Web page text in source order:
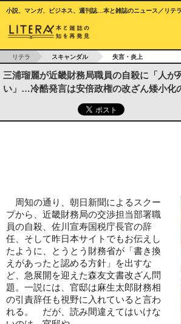
小説、マンガ、ビジネス、週刊誌…本と雑誌のニュース／リテラ
リテラ スキャンダル 失言・炎上
三浦瑠麗が近畿財務局職員の自殺に「人が
い」…冷酷発言は安倍政権の改ざん矮小化
周知の通り、朝日新聞によるスクー
プから、近畿財務局の交渉担当部署職
員の自殺、佐川宣寿国税庁長官の辞
任、そして昨日本サイトでもお伝えし
たように、とうとう財務省が「書き換
えがあったと認める方針」を出すな
ど、急展開を迎えた森友文書改ざん問
題。一説には、官邸は麻生太郎財務相
の引責辞任も視野に入れていると言わ
れる。 だが、読み間違えてはいけな